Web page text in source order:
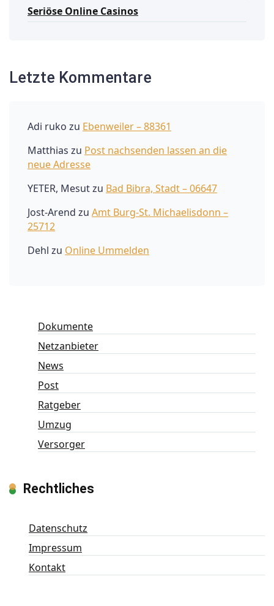
Seriöse Online Casinos
Letzte Kommentare
Adi ruko zu Ebenweiler – 88361
Matthias zu Post nachsenden lassen an die
neue Adresse
YETER, Mesutzu Bad Bibra, Stadt – 06647
Jost-Arend zu Amt Burg-St. Michaelisdonn –
25712
Dehl zu Online Ummelden
Dokumente
Netzanbieter
News
Post
Ratgeber
Umzug
Versorger
Rechtliches
Datenschutz
Impressum
Kontakt